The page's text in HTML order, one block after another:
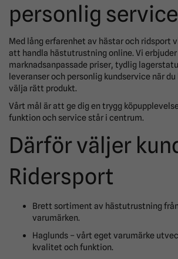
personlig service
Med lång erfarenhet av hästar och ridsport
att handla hästutrustning online. Vi erbjuder
marknadsanpassade priser, tydlig
leveranser och personlig kundservice när
välja rätt produkt.
Vårt mål är att ge dig en trygg
funktion och service står i centrum.
Därför väljer
Ridersport
Brett sortiment av hästutrustning
varumärken.
Haglunds – vårt eget varumärke
kvalitet och funktion.